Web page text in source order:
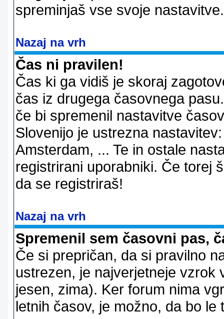
spreminjaš vse svoje nastavitve.
Nazaj na vrh
Čas ni pravilen!
Čas ki ga vidiš je skoraj
čas iz drugega časovnega
če bi spremenil nastavitve
Slovenijo je ustrezna
Amsterdam, ... Te in ostale
registrirani uporabniki. Če torej
da se registriraš!
Nazaj na vrh
Spremenil sem časovni pas,
Če si prepričan, da si pravilno
ustrezen, je najverjetneje vzrok
jesen, zima). Ker forum nima
letnih časov, je možno, da bo le